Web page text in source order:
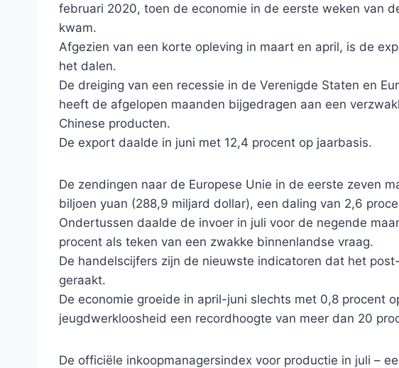
februari 2020, toen de economie in de eerste weken van
kwam.
Afgezien van een korte opleving in maart en april, is de
het dalen.
De dreiging van een recessie in de Verenigde Staten en
heeft de afgelopen maanden bijgedragen aan een
Chinese producten.
De export daalde in juni met 12,4 procent op jaarbasis.
De zendingen naar de Europese Unie in de eerste zeven
biljoen yuan (288,9 miljard dollar), een daling van 2,6
Ondertussen daalde de invoer in juli voor de negende
procent als teken van een zwakke binnenlandse vraag.
De handelscijfers zijn de nieuwste indicatoren dat het
geraakt.
De economie groeide in april-juni slechts met 0,8 procent
jeugdwerkloosheid een recordhoogte van meer dan 20
De officiële inkoopmanagersindex voor productie in juli –